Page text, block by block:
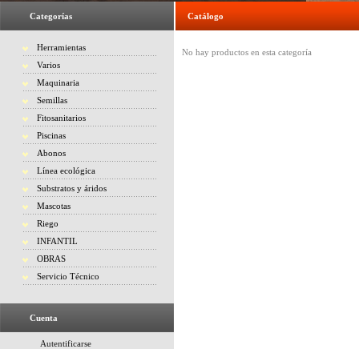
Categorías
Herramientas
Varios
Maquinaria
Semillas
Fitosanitarios
Piscinas
Abonos
Línea ecológica
Substratos y áridos
Mascotas
Riego
INFANTIL
OBRAS
Servicio Técnico
Cuenta
Autentificarse
Catálogo
No hay productos en esta categoría